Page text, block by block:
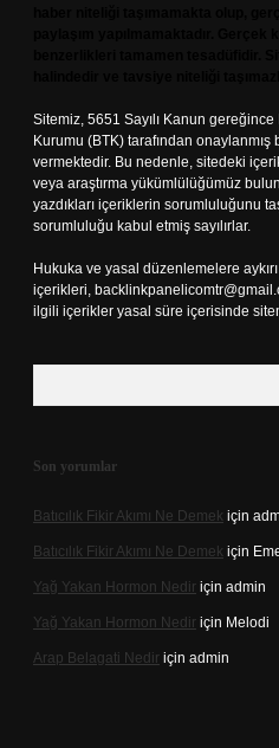
Sitemiz, 5651 Sayılı Kanun
Kurumu (BTK) tarafından onaylanmış
vermektedir. Bu nedenle, sitedeki
veya araştırma yükümlülüğümüz
yazdıkları içeriklerin sorumluluğunu
sorumluluğu kabul etmiş sayılırlar.
Hukuka ve yasal düzenlemelere
içerikleri,
ilgili içerikler yasal süre içerisinde
Son yorumlar
Batıcılık Fikir Akımı Ne Demek için
Batıcılık Fikir Akımı Ne Demek için
Yağ Yakan Hormon Nedir için admin
Yağ Yakan Hormon Nedir için Melodi
Arap Belagati Nedir için admin